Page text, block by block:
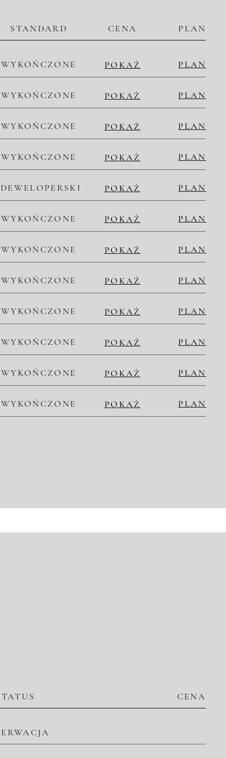
STANDARD CENA PLAN
WYKOŃCZONE POKAŻ PLAN
WYKOŃCZONE POKAŻ PLAN
WYKOŃCZONE POKAŻ PLAN
WYKOŃCZONE POKAŻ PLAN
DEWELOPERSKI POKAŻ PLAN
WYKOŃCZONE POKAŻ PLAN
WYKOŃCZONE POKAŻ PLAN
WYKOŃCZONE POKAŻ PLAN
WYKOŃCZONE POKAŻ PLAN
WYKOŃCZONE POKAŻ PLAN
WYKOŃCZONE POKAŻ PLAN
WYKOŃCZONE POKAŻ PLAN
CENA